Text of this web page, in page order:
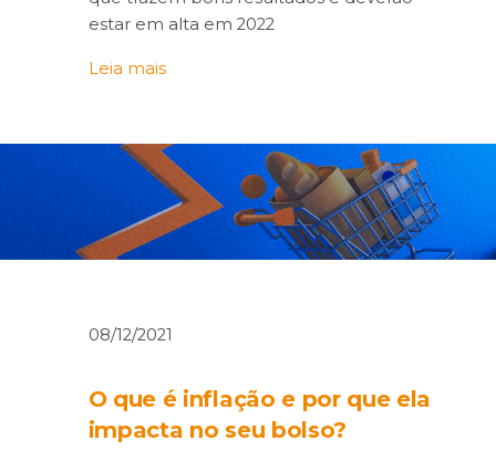
estar em alta em 2022
Leia mais
08/12/2021
O que é inflação e por que ela
impacta no seu bolso?